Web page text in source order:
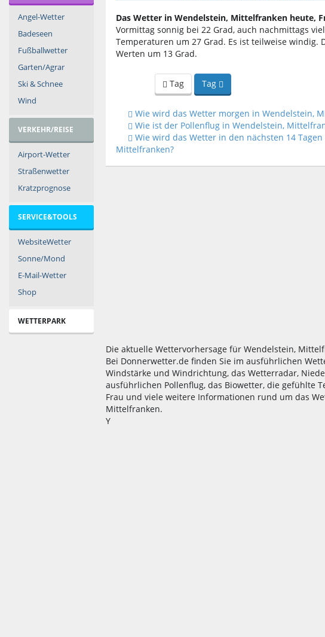
Angel-Wetter
Badeseen
Fußballwetter
Garten/Agrar
Ski & Schnee
Wind
VERKEHR/REISE
Airport-Wetter
Straßenwetter
Kratzprognose
SERVICE&TOOLS
WebsiteWetter
Sonne/Mond
E-Mail-Wetter
Shop
WETTERPARK
Das Wetter in Wendelstein, Mittelfranken heute,
Vormittag sonnig bei 22 Grad, auch nachmittags
Temperaturen um 27 Grad. Es ist teilweise windig.
Werten um 13 Grad.
Tag Tag
Wie wird das Wetter morgen in Wendelstein,
Wie ist der Pollenflug in Wendelstein,
Wie wird das Wetter in den nächsten 14
Mittelfranken?
Die aktuelle Wettervorhersage für Wendelstein,
Bei Donnerwetter.de finden Sie im ausführlichen
Windstärke und Windrichtung, das Wetterradar,
ausführlichen Pollenflug, das Biowetter, die gefühlte
Frau und viele weitere Informationen rund um das
Mittelfranken.
Y